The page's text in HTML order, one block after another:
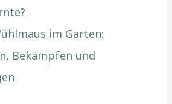
im Garten:
Bekämpfen und